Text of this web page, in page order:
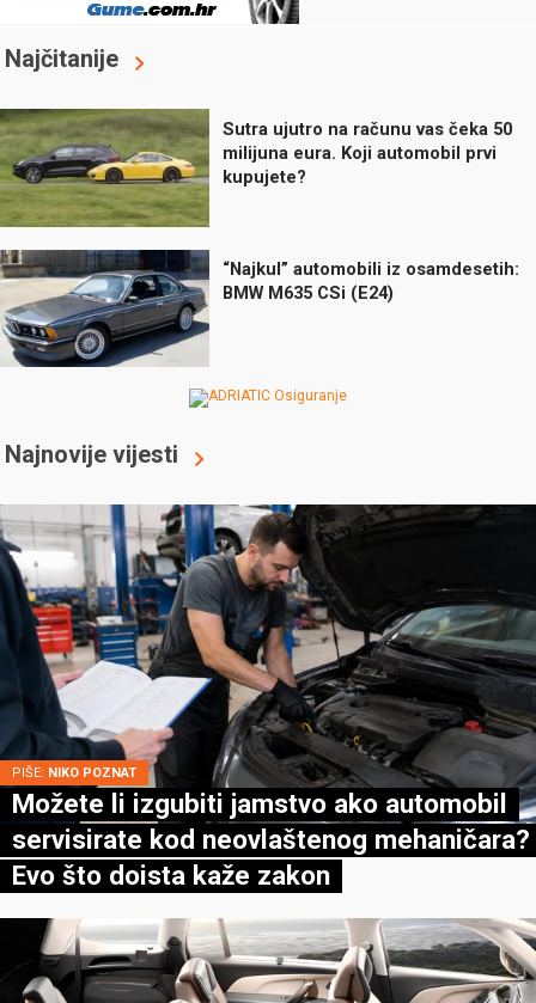
Najčitanije
Sutra ujutro na računu vas čeka 50
milijuna eura. Koji automobil prvi
kupujete?
“Najkul” automobili iz osamdesetih:
BMW M635 CSi (E24)
Najnovije vijesti
PIŠE: NIKO POZNAT
Možete li izgubiti jamstvo ako automobil
servisirate kod neovlaštenog mehaničara?
Evo što doista kaže zakon